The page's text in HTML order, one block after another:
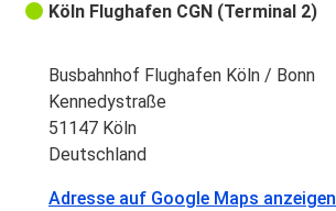
Köln Flughafen CGN (Terminal 2)
Busbahnhof Flughafen Köln / Bonn
Kennedystraße
51147 Köln
Deutschland
Adresse auf Google Maps anzeigen